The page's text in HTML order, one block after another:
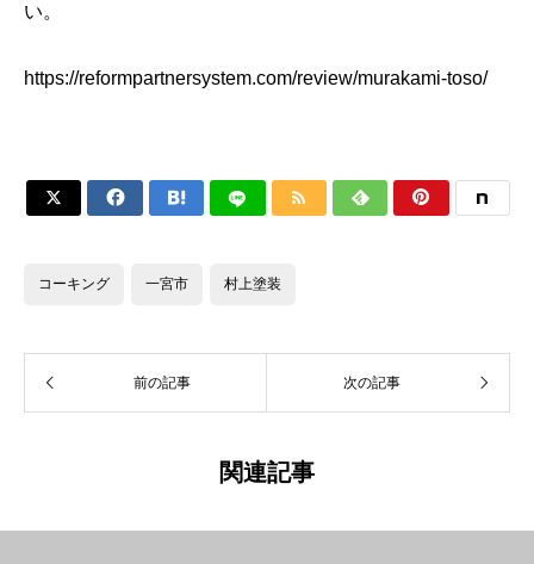
い。
https://reformpartnersystem.com/review/murakami-toso/
     
コーキング 一宮市 村上塗装
前の記事 次の記事
関連記事